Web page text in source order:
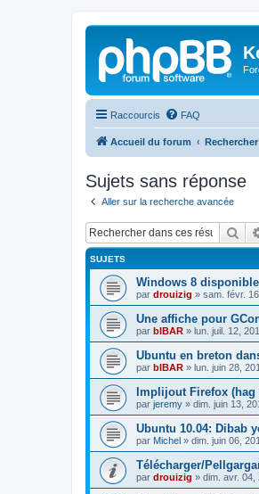
Raccourcis FAQ
Accueil du forum Rechercher
Sujets sans réponse
Aller sur la recherche avancée
SUJETS
Windows 8
par drouizig » sam. févr.
Une affiche pour
par bIBAR » lun. juil. 12,
Ubuntu en breton
par bIBAR » lun. juin 28,
Implijout Firefox
par jeremy » dim. juin 13,
Ubuntu 10.04: Dibab
par Michel » dim. juin 06,
Télécharger/
par drouizig » dim. avr. 04,